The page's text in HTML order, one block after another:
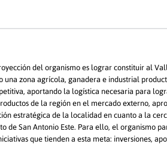
del organismo es lograr constituir al
una zona agrícola, ganadera e industrial
aportando la logística necesaria para
de la región en el mercado externo,
estratégica de la localidad en cuanto a la
de San Antonio Este. Para ello, el organismo
que tienden a esta meta: inversiones,